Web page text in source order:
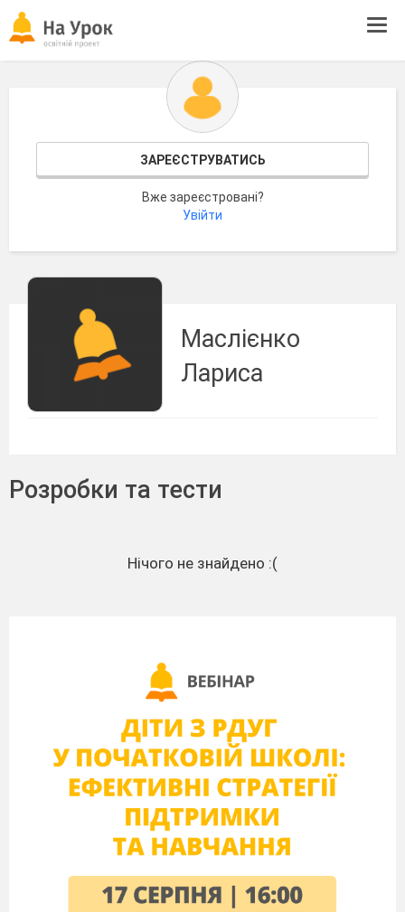
ЗАРЕЄСТРУВАТИСЬ
Вже зареєстровані?
Увійти
Маслієнко
Лариса
Розробки та тести
Нічого не знайдено :(